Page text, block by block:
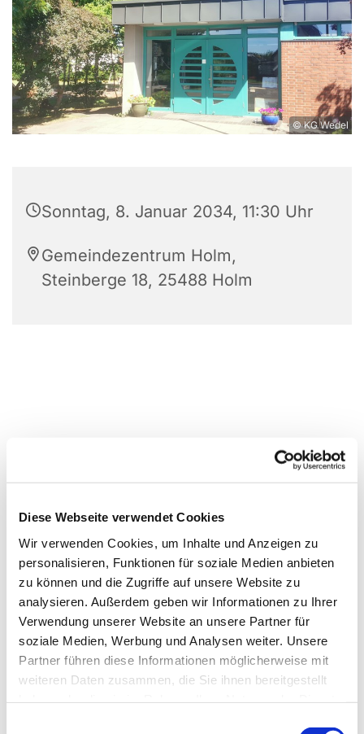
Diese Webseite verwendet Cookies
Wir verwenden Cookies, um Inhalte und Anzeigen zu
personalisieren, Funktionen für soziale Medien anbieten
zu können und die Zugriffe auf unsere Website zu
analysieren. Außerdem geben wir Informationen zu Ihrer
Verwendung unserer Website an unsere Partner für
soziale Medien, Werbung und Analysen weiter. Unsere
Partner führen diese Informationen möglicherweise mit
weiteren Daten zusammen, die Sie ihnen bereitgestellt
© KG Wedel
Sonntag, 8. Januar 2034, 11:30 Uhr
Gemeindezentrum Holm,
Steinberge 18, 25488 Holm
Dies könnte Sie auch
interessieren